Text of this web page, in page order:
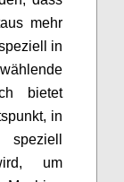
mehr
in
bietet
in
um